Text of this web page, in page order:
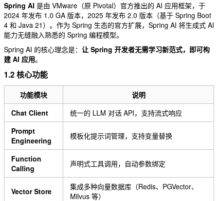
Spring AI 是由 VMware（原 Pivotal）官方推出的 AI 应用框架，于
2024 年发布 1.0 GA 版本，2025 年发布 2.0 版本（基于 Spring Boot
4 和 Java 21）。作为 Spring 生态的官方扩展，Spring AI 将生成式 AI
能力无缝融入熟悉的 Spring 编程模型。
Spring AI 的核心理念是： 让 Spring 开发者无需学习新范式，即可构
建 AI 应用。
1.2 核心功能
功能模块
说明
Chat Client
统一的 LLM 对话 API，支持流式响应
Prompt
Engineering
模板化提示词管理，支持变量替换
Function
Calling
声明式工具调用，自动参数绑定
Vector Store
集成多种向量数据库（Redis、PGVector、
Milvus 等）